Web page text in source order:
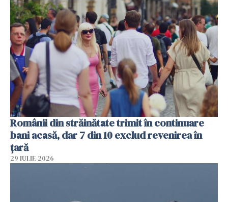
Românii din străinătate trimit în continuare
bani acasă, dar 7 din 10 exclud revenirea în
țară
29 IULIE 2026